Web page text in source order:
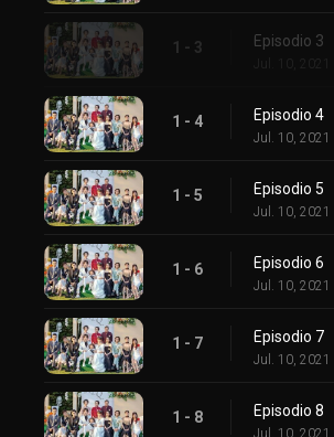
1 - 3 Episodio 3
Jul. 10, 2021
1 - 4 Episodio 4
Jul. 10, 2021
1 - 5 Episodio 5
Jul. 10, 2021
1 - 6 Episodio 6
Jul. 10, 2021
1 - 7 Episodio 7
Jul. 10, 2021
1 - 8 Episodio 8